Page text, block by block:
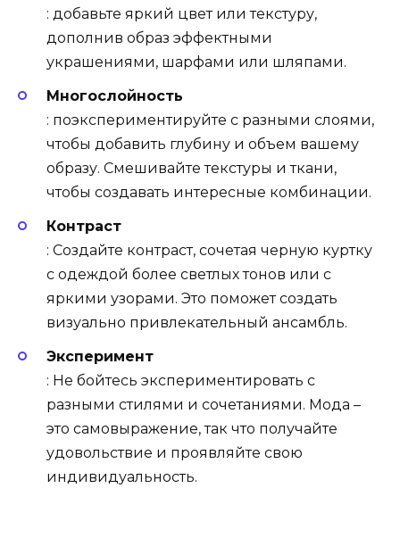
: добавьте яркий цвет или текстуру,
дополнив образ эффектными
украшениями, шарфами или шляпами.
Многослойность
: поэкспериментируйте с разными слоями,
чтобы добавить глубину и объем вашему
образу. Смешивайте текстуры и ткани,
чтобы создавать интересные комбинации.
Контраст
: Создайте контраст, сочетая черную куртку
с одеждой более светлых тонов или с
яркими узорами. Это поможет создать
визуально привлекательный ансамбль.
Эксперимент
: Не бойтесь экспериментировать с
разными стилями и сочетаниями. Мода –
это самовыражение, так что получайте
удовольствие и проявляйте свою
индивидуальность.